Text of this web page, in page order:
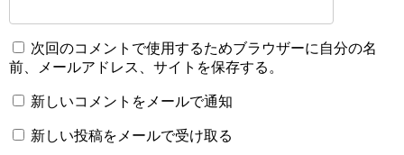
次回のコメントで使用するためブラウザーに自分の名
前、メールアドレス、サイトを保存する。
新しいコメントをメールで通知
新しい投稿をメールで受け取る